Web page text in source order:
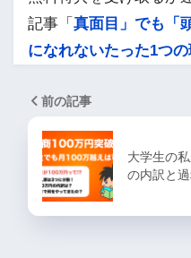
記事「 真面目」でも「
になれないたった1つ
前の記事
大学生の
の内訳と